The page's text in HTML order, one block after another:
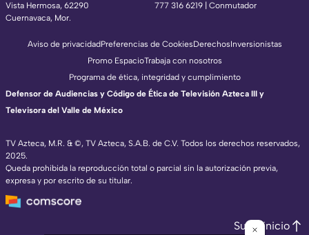
Vista Hermosa, 62290
Cuernavaca, Mor.
777 316 6219 | Conmutador
TV Azteca, M.R. & ©, TV Azteca, S.A.B. de C.V. Todos los derechos reservados,
2025.
Queda prohibida la reproducción total o parcial sin la autorización previa,
expresa y por escrito de su titular.
Aviso de privacidadPreferencias de CookiesDerechosInversionistas
Promo EspacioTrabaja con nosotros
Programa de ética, integridad y cumplimiento
Defensor de Audiencias y Código de Ética de Televisión Azteca III y
Televisora del Valle de México
Subir inicio